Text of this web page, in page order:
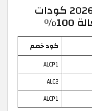
كود خصم الدخيل للعود 2026 كودات
كود خصم
ALCP1
ALC2
ALCP1